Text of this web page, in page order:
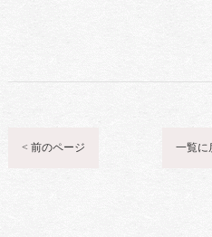
< 前のページ 一覧に